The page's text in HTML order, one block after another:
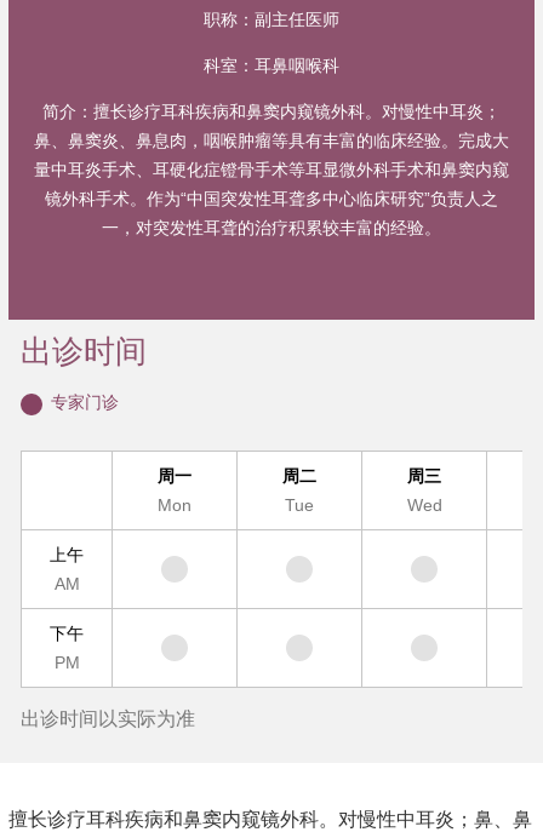
职称： 副主任医师
科室： 耳鼻咽喉科
简介： 擅长诊疗耳科疾病和鼻窦内窥镜外科。对慢性中耳炎；
鼻、鼻窦炎、鼻息肉，咽喉肿瘤等具有丰富的临床经验。完成大
量中耳炎手术、耳硬化症镫骨手术等耳显微外科手术和鼻窦内窥
镜外科手术。作为“中国突发性耳聋多中心临床研究”负责人之
一，对突发性耳聋的治疗积累较丰富的经验。
出诊时间
专家门诊
周一
Mon
周二
Tue
周三
Wed
上午
AM
下午
PM
出诊时间以实际为准
擅长诊疗耳科疾病和鼻窦内窥镜外科。对慢性中耳炎；鼻、鼻